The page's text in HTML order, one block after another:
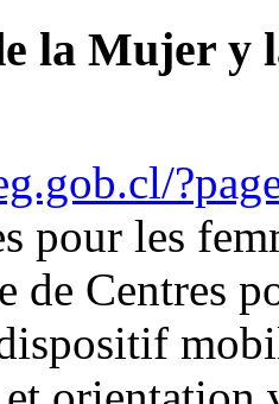
la Mujer y
pour les
de Centres